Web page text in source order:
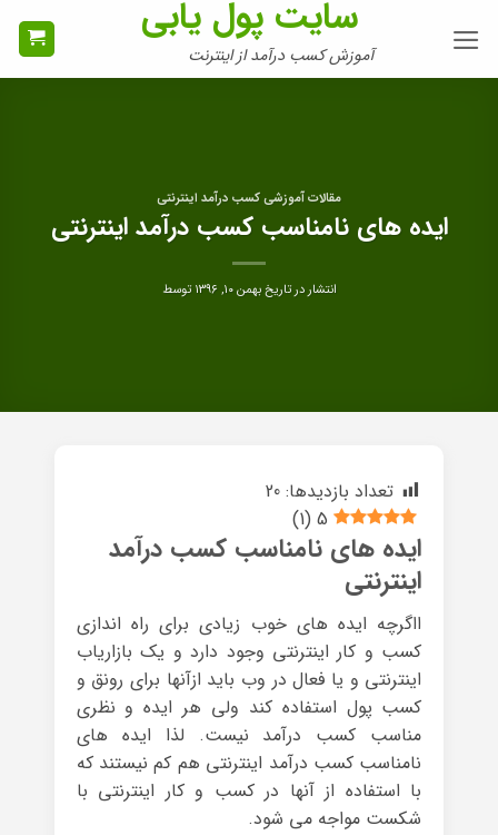
سایت پول یابی
آموزش کسب درآمد از اینترنت
مقالات آموزشی کسب درآمد اینترنتی
ایده های نامناسب کسب درآمد اینترنتی
انتشار در تاریخبهمن ۱۰, ۱۳۹۶ توسط
تعداد بازدیدها: 20
5
(
1
)
ایده های نامناسب کسب درآمد
اینترنتی
ااگرچه ایده های خوب زیادی برای راه اندازی
کسب و کار اینترنتی وجود دارد و یک بازاریاب
اینترنتی و یا فعال در وب باید ازآنها برای رونق و
کسب پول استفاده کند ولی هر ایده و نظری
مناسب کسب درآمد نیست. لذا ایده های
نامناسب کسب درآمد اینترنتی هم کم نیستند که
با استفاده از آنها در کسب و کار اینترنتی با
شکست مواجه می شود.